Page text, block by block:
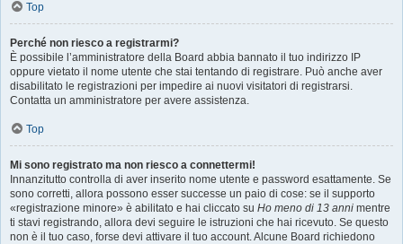
Top
Perché non riesco a registrarmi?
È possibile l’amministratore della Board abbia bannato il tuo indirizzo IP
oppure vietato il nome utente che stai tentando di registrare. Può anche aver
disabilitato le registrazioni per impedire ai nuovi visitatori di registrarsi.
Contatta un amministratore per avere assistenza.
Top
Mi sono registrato ma non riesco a connettermi!
Innanzitutto controlla di aver inserito nome utente e password esattamente. Se
sono corretti, allora possono esser successe un paio di cose: se il supporto
«registrazione minore» è abilitato e hai cliccato su Ho meno di 13 anni mentre
ti stavi registrando, allora devi seguire le istruzioni che hai ricevuto. Se questo
non è il tuo caso, forse devi attivare il tuo account. Alcune Board richiedono